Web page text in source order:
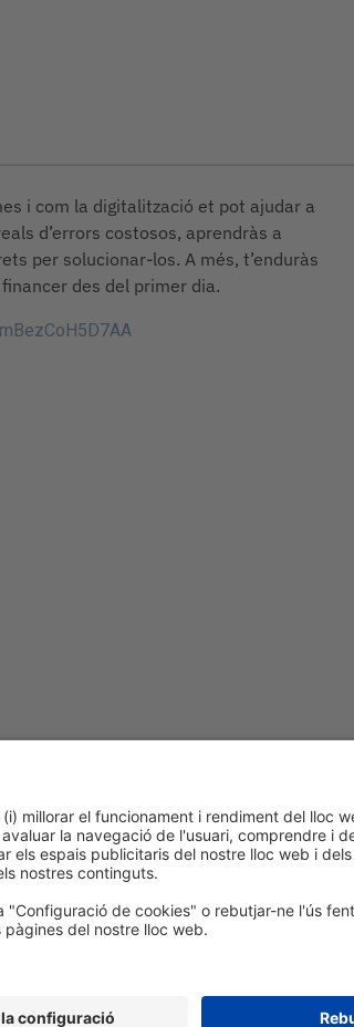
i com la digitalització et pot ajudar a
d’errors costosos, aprendràs a
per solucionar-los. A més, t’enduràs
des del primer dia.